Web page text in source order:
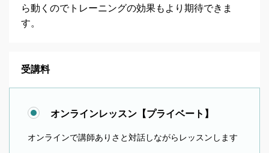
ら動くのでトレーニングの効果もより期待できま
す。
受講料
オンラインレッスン【プライベート】
オンラインで講師ありさと対話しながらレッスンします